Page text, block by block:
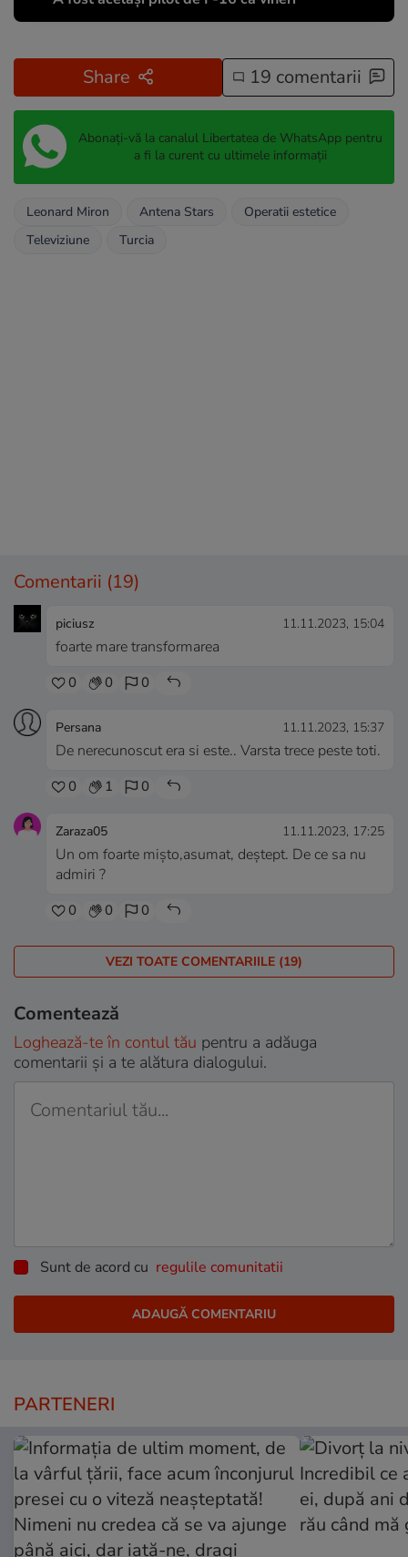
Share 19 comentarii
Abonați-vă la canalul Libertatea de WhatsApp pentru
a fi la curent cu ultimele informații
Leonard Miron Antena Stars
Operatii estetice
Televiziune
Turcia
Comentarii (19)
piciusz 11.11.2023, 15:04
foarte mare transformarea
0 0 0
Persana 11.11.2023, 15:37
De nerecunoscut era si este.. Varsta trece peste toti.
0 1 0
Zaraza05 11.11.2023, 17:25
Un om foarte mișto,asumat, deștept. De ce sa nu
admiri ?
0 0 0
VEZI TOATE COMENTARIILE (19)
Comentează
Loghează-te în contul tău pentru a adăuga
comentarii și a te alătura dialogului.
Sunt de acord cu regulile comunitatii
PARTENERI